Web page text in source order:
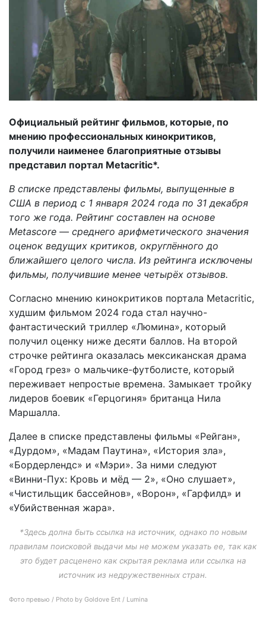
Официальный рейтинг фильмов, которые, по
мнению профессиональных кинокритиков,
получили наименее благоприятные отзывы
представил портал Metacritic*.
В списке представлены фильмы, выпущенные в
США в период с 1 января 2024 года по 31 декабря
того же года. Рейтинг составлен на основе
Metascore — среднего арифметического значения
оценок ведущих критиков, округлённого до
ближайшего целого числа. Из рейтинга исключены
фильмы, получившие менее четырёх отзывов.
Согласно мнению кинокритиков портала Metacritic,
худшим фильмом 2024 года стал научно-
фантастический триллер «Люмина», который
получил оценку ниже десяти баллов. На второй
строчке рейтинга оказалась мексиканская драма
«Город грез» о мальчике-футболисте, который
переживает непростые времена. Замыкает тройку
лидеров боевик «Герцогиня» британца Нила
Маршалла.
Далее в списке представлены фильмы «Рейган»,
«Дурдом», «Мадам Паутина», «История зла»,
«Бордерлендс» и «Мэри». За ними следуют
«Винни-Пух: Кровь и мёд — 2», «Оно слушает»,
«Чистильщик бассейнов», «Ворон», «Гарфилд» и
«Убийственная жара».
*Здесь долна быть ссылка на источник, однако по новым
правилам поисковой выдачи мы не можем указать ее, так как
это будет расценено как скрытая реклама или ссылка на
источник из недружественных стран.
Фото превью / Photo by Goldove Ent / Lumina